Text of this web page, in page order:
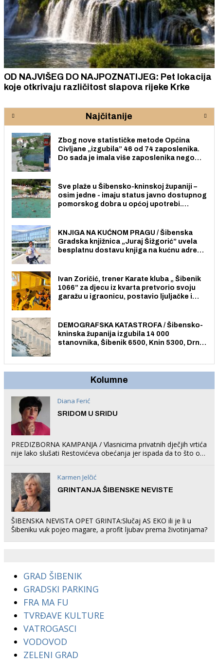
OD NAJVIŠEG DO NAJPOZNATIJEG: Pet lokacija
koje otkrivaju različitost slapova rijeke Krke
Najčitanije
Zbog nove statističke metode Općina
Civljane „izgubila” 46 od 74 zaposlenika.
Do sada je imala više zaposlenika nego
Sve plaže u Šibensko-kninskoj županiji –
osim jedne - imaju status javno dostupnog
pomorskog dobra u općoj upotrebi.
KNJIGA NA KUĆNOM PRAGU / Šibenska
Gradska knjižnica „Juraj Šižgorić” uvela
besplatnu dostavu knjiga na kućnu adresu
Ivan Zoričić, trener Karate kluba „ Šibenik
1066” za djecu iz kvarta pretvorio svoju
garažu u igraonicu, postavio ljuljačke i
DEMOGRAFSKA KATASTROFA / Šibensko-
kninska županija izgubila 14 000
stanovnika, Šibenik 6500, Knin 5300, Drniš
Kolumne
Diana Ferić
SRIDOM U SRIDU
PREDIZBORNA KAMPANJA / Vlasnicima privatnih dječjih vrtića
nije lako slušati Restovićeva obećanja jer ispada da to što oni
Karmen Jelčić
GRINTANJA ŠIBENSKE NEVISTE
ŠIBENSKA NEVISTA OPET GRINTA:Slučaj AS EKO ili je li u
Šibeniku vuk pojeo magare, a profit ljubav prema životinjama?
GRAD ŠIBENIK
GRADSKI PARKING
FRA MA FU
TVRĐAVE KULTURE
VATROGASCI
VODOVOD
ZELENI GRAD